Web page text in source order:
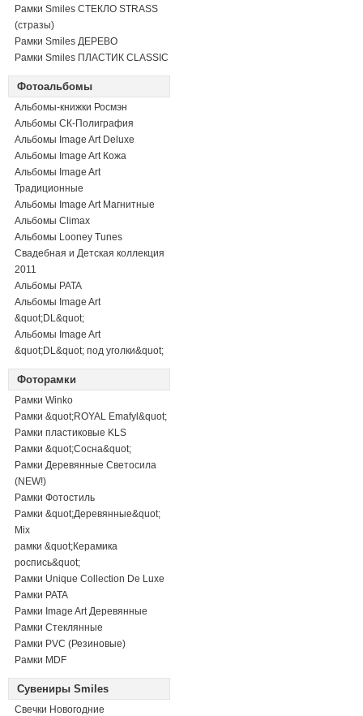
Рамки Smiles СТЕКЛО STRASS
(стразы)
Рамки Smiles ДЕРЕВО
Рамки Smiles ПЛАСТИК CLASSIC
Фотоальбомы
Альбомы-книжки Росмэн
Альбомы СК-Полиграфия
Альбомы Image Art Deluxe
Альбомы Image Art Кожа
Альбомы Image Art
Традиционные
Альбомы Image Art Магнитные
Альбомы Climax
Альбомы Looney Tunes
Свадебная и Детская коллекция
2011
Альбомы PATA
Альбомы Image Art
&quot;DL&quot;
Альбомы Image Art
&quot;DL&quot; под уголки&quot;
Фоторамки
Рамки Winko
Рамки &quot;ROYAL Emafyl&quot;
Рамки пластиковые KLS
Рамки &quot;Сосна&quot;
Рамки Деревянные Светосила
(NEW!)
Рамки Фотостиль
Рамки &quot;Деревянные&quot;
Mix
рамки &quot;Керамика
роспись&quot;
Рамки Unique Collection De Luxe
Рамки PATA
Рамки Image Art Деревянные
Рамки Стеклянные
Рамки PVC (Резиновые)
Рамки MDF
Сувениры Smiles
Свечки Новогодние